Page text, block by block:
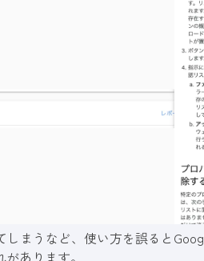
まうなど、使い方を誤ると